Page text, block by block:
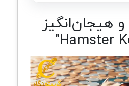
هیجان‌انگیز